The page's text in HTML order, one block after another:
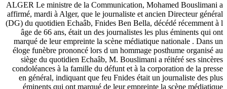
ALGER Le ministre de la Communication, Mohamed Bouslimani a
affirmé, mardi à Alger, que le journaliste et ancien Directeur général
(DG) du quotidien Echaâb, Fnides Ben Bella, décédé récemment à l
âge de 66 ans, était un des journalistes les plus éminents qui ont
marqué de leur empreinte la scène médiatique nationale . Dans un
éloge funèbre prononcé lors d un hommage posthume organisé au
siège du quotidien Echaâb, M. Bouslimani a réitéré ses sincères
condoléances à la famille du défunt et à la corporation de la presse
en général, indiquant que feu Fnides était un journaliste des plus
éminents qui ont marqué de leur empreinte la scène médiatique